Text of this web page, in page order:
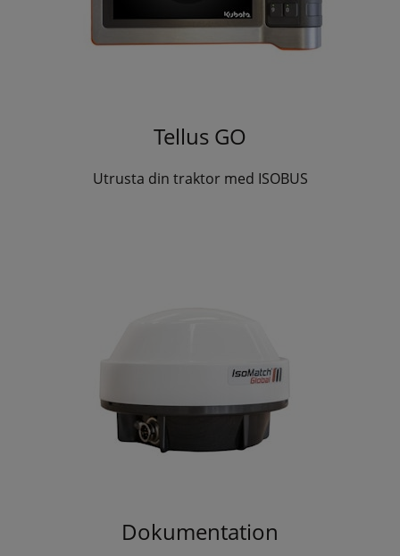
Tellus GO
Utrusta din traktor med ISOBUS
Dokumentation